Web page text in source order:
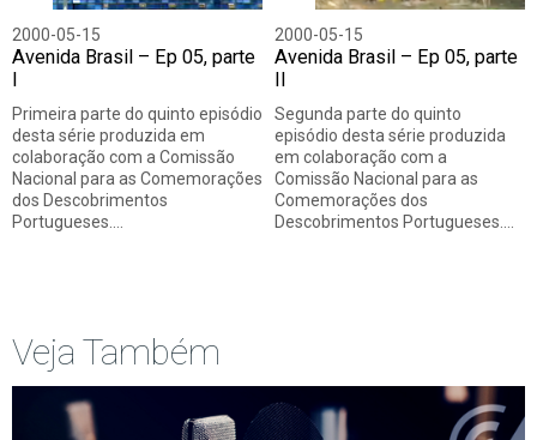
2000-05-15
Avenida Brasil – Ep 05, parte
I
Primeira parte do quinto episódio
desta série produzida em
colaboração com a Comissão
Nacional para as Comemorações
dos Descobrimentos
Portugueses.…
2000-05-15
Avenida Brasil – Ep 05, parte
II
Segunda parte do quinto
episódio desta série produzida
em colaboração com a
Comissão Nacional para as
Comemorações dos
Descobrimentos Portugueses.…
Veja Também